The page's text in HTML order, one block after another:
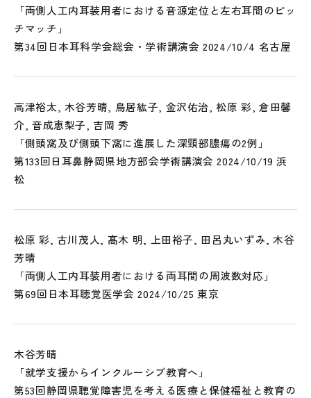
「両側人工内耳装用者における音源定位と左右耳間のピッ
チマッチ」
第34回日本耳科学会総会・学術講演会 2024/10/4 名古屋
高津裕太, 木谷芳晴, 鳥居紘子, 金沢佑治, 松原 彩, 倉田馨
介, 音成恵梨子, 吉岡 秀
「側頭窩及び側頭下窩に進展した深頸部膿瘍の2例」
第133回日耳鼻静岡県地方部会学術講演会 2024/10/19 浜
松
松原 彩, 古川茂人, 髙木 明, 上田裕子, 田呂丸いずみ, 木谷
芳晴
「両側人工内耳装用者における両耳間の周波数対応」
第69回日本耳聴覚医学会 2024/10/25 東京
木谷芳晴
「就学支援からインクルーシブ教育へ」
第53回静岡県聴覚障害児を考える医療と保健福祉と教育の